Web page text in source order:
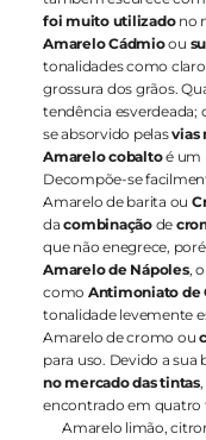
foi muito utilizado no
Amarelo Cádmio ou
tonalidades como
grossura dos grãos.
tendência esverdeada;
se absorvido pelas vias
Amarelo cobalto é um
Decompõe-se
Amarelo de barita ou
da combinação de
que não enegrece,
Amarelo de Nápoles,
como Antimoniato de
tonalidade levemente
Amarelo de cromo ou
para uso. Devido a
no mercado das tintas
encontrado em quatro
Amarelo limão,